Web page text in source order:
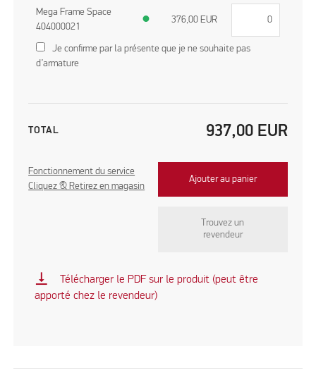
Mega Frame Space
404000021
● 376,00 EUR
Je confirme par la présente que je ne souhaite pas
d’armature
TOTAL 937,00 EUR
Fonctionnement du service
Cliquez & Retirez en magasin
Ajouter au panier
Trouvez un
revendeur
vertical_align_bottom
Télécharger le PDF sur le produit (peut être
apporté chez le revendeur)